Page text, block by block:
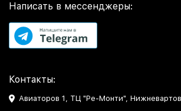
Написать в мессенджеры:
Контакты:
Авиаторов 1, ТЦ "Ре-Монти",